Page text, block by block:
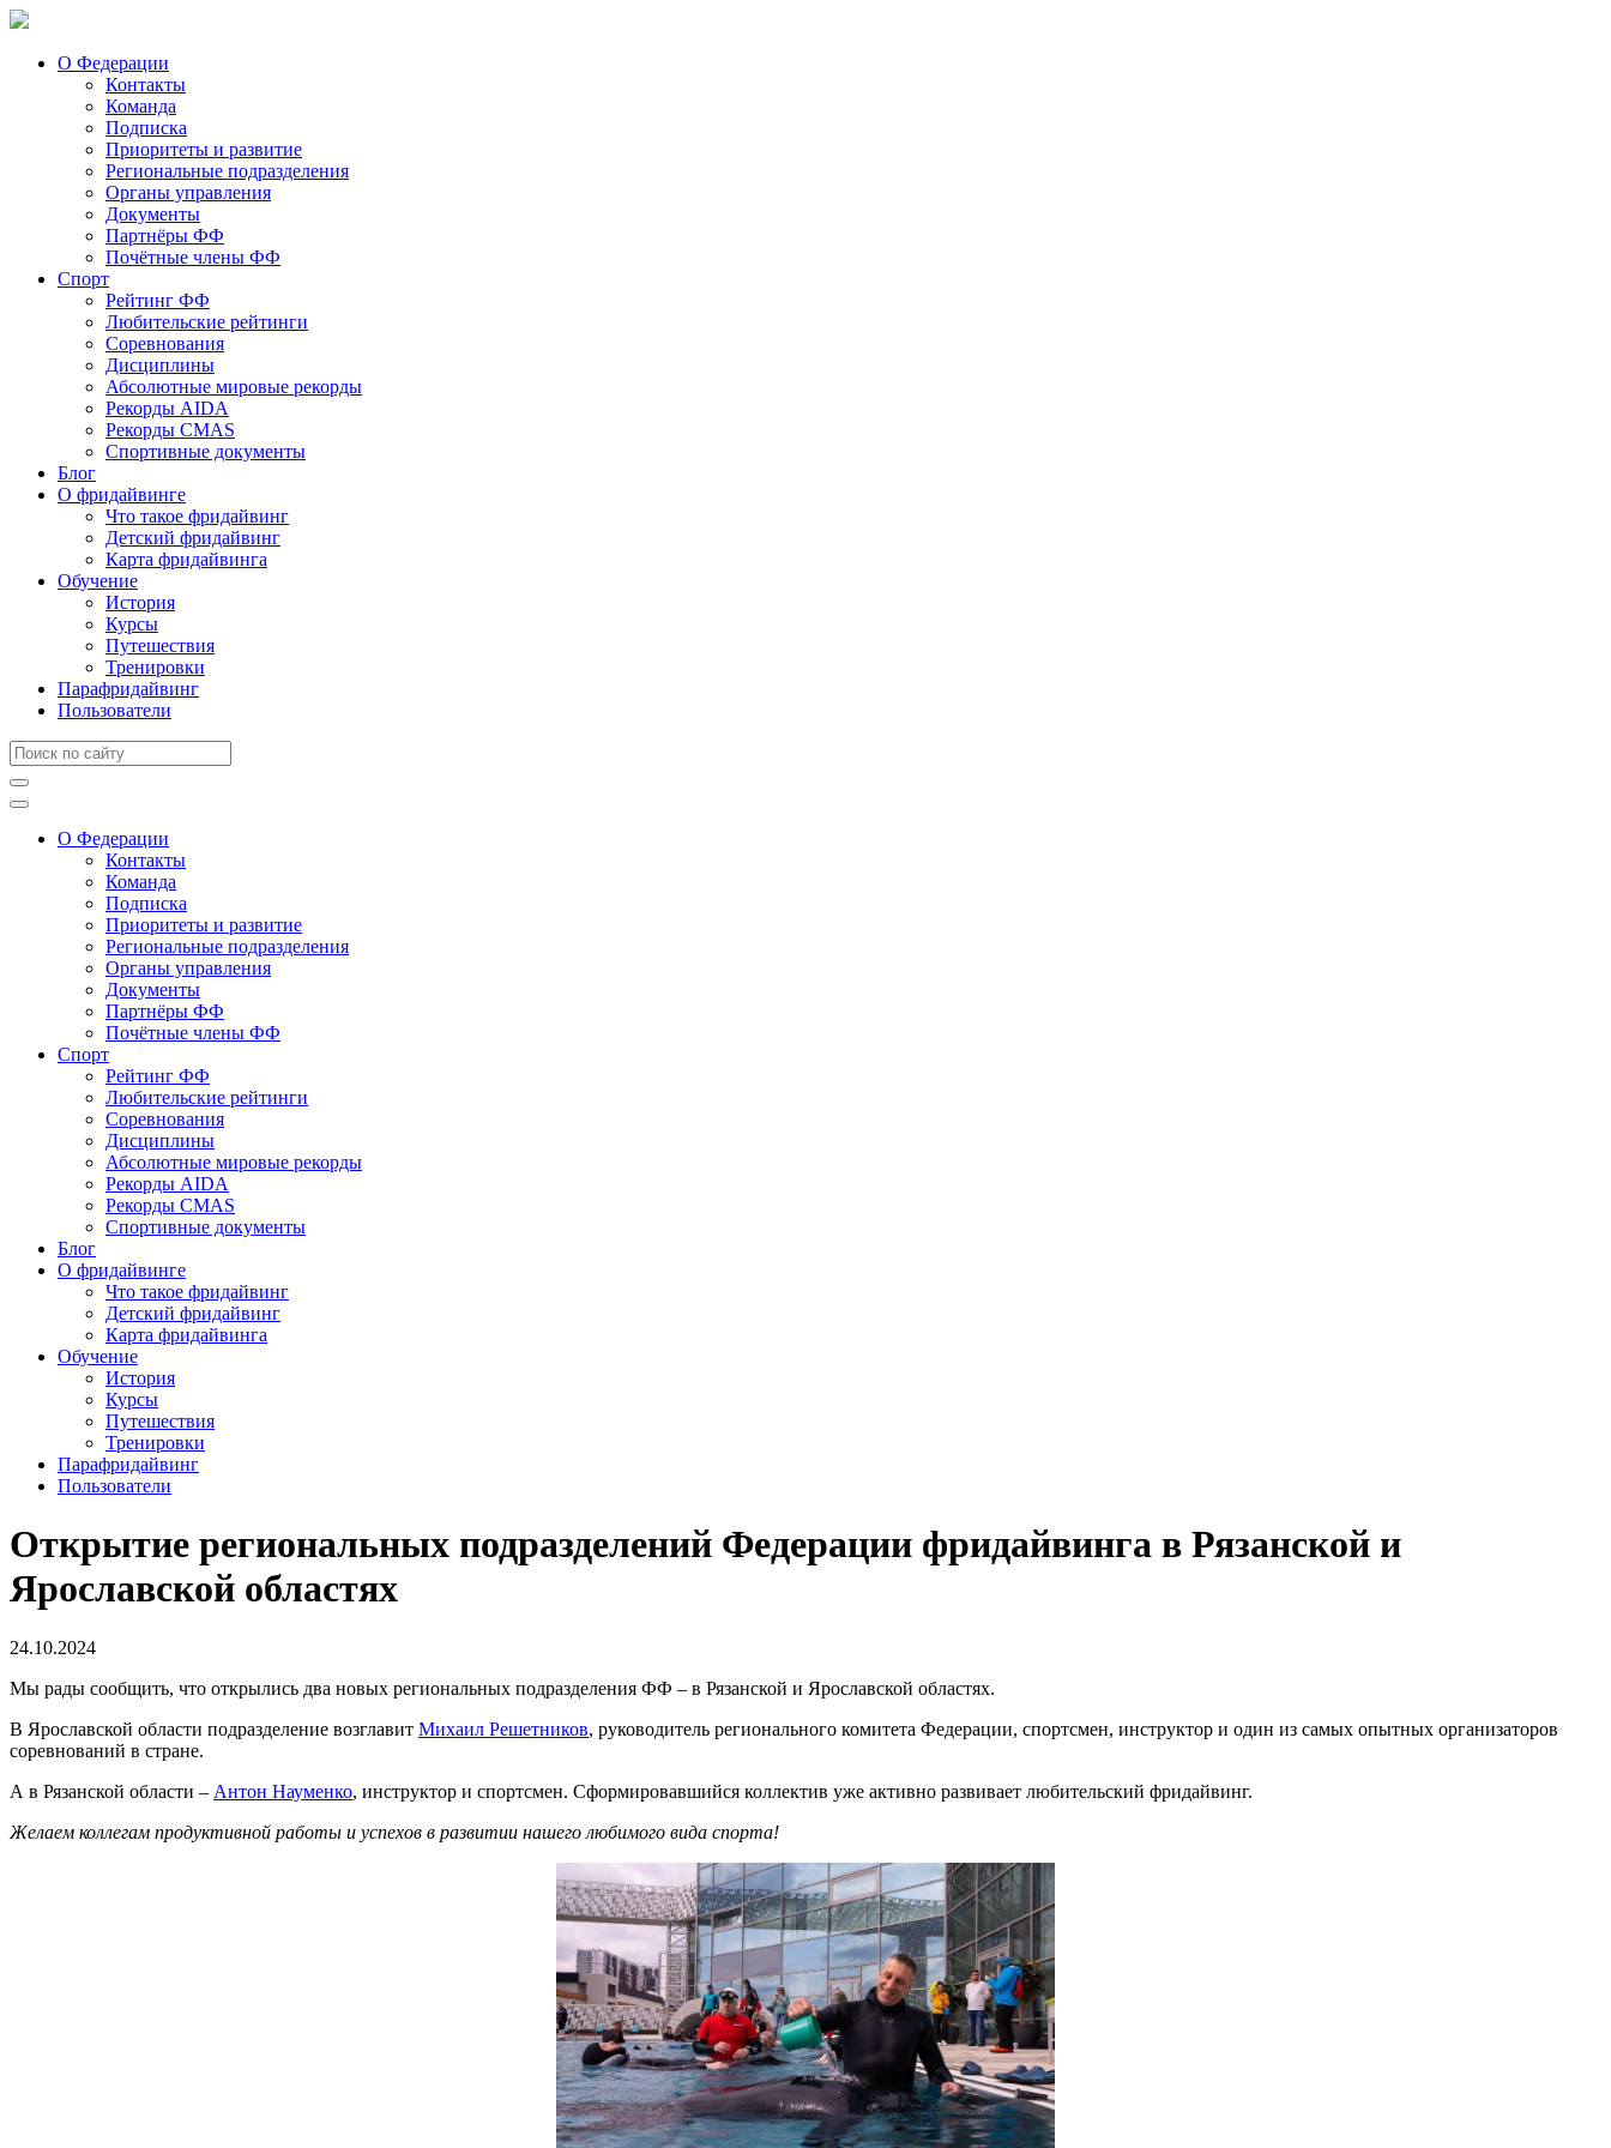
О Федерации
Контакты
Команда
Подписка
Приоритеты и развитие
Региональные подразделения
Органы управления
Документы
Партнёры ФФ
Почётные члены ФФ
Спорт
Рейтинг ФФ
Любительские рейтинги
Соревнования
Дисциплины
Абсолютные мировые рекорды
Рекорды AIDA
Рекорды CMAS
Спортивные документы
Блог
О фридайвинге
Что такое фридайвинг
Детский фридайвинг
Карта фридайвинга
Обучение
История
Курсы
Путешествия
Тренировки
Парафридайвинг
Пользователи
О Федерации
Контакты
Команда
Подписка
Приоритеты и развитие
Региональные подразделения
Органы управления
Документы
Партнёры ФФ
Почётные члены ФФ
Спорт
Рейтинг ФФ
Любительские рейтинги
Соревнования
Дисциплины
Абсолютные мировые рекорды
Рекорды AIDA
Рекорды CMAS
Спортивные документы
Блог
О фридайвинге
Что такое фридайвинг
Детский фридайвинг
Карта фридайвинга
Обучение
История
Курсы
Путешествия
Тренировки
Парафридайвинг
Пользователи
Открытие региональных подразделений Федерации фридайвинга в Рязанской и
Ярославской областях
24.10.2024
Мы рады сообщить, что открылись два новых региональных подразделения ФФ – в Рязанской и Ярославской областях.
В Ярославской области подразделение возглавит Михаил Решетников, руководитель регионального комитета Федерации, спортсмен, инструктор и один из самых опытных организаторов
соревнований в стране.
А в Рязанской области – Антон Науменко, инструктор и спортсмен. Сформировавшийся коллектив уже активно развивает любительский фридайвинг.
Желаем коллегам продуктивной работы и успехов в развитии нашего любимого вида спорта!